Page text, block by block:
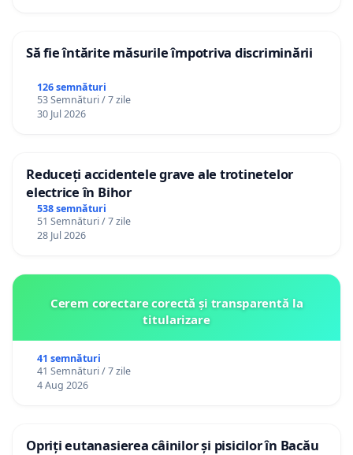
Să fie întărite măsurile împotriva discriminării
126 semnături
53 Semnături / 7 zile
30 Jul 2026
Reduceți accidentele grave ale trotinetelor
electrice în Bihor
538 semnături
51 Semnături / 7 zile
28 Jul 2026
Cerem corectare corectă și transparentă la
titularizare
41 semnături
41 Semnături / 7 zile
4 Aug 2026
Opriți eutanasierea câinilor și pisicilor în Bacău